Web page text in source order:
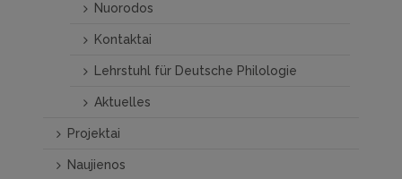
Nuorodos
Kontaktai
Lehrstuhl für Deutsche Philologie
Aktuelles
Projektai
Naujienos